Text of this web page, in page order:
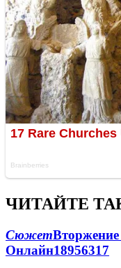
ЧИТАЙТЕ
Сюжет
Онлайн18956317